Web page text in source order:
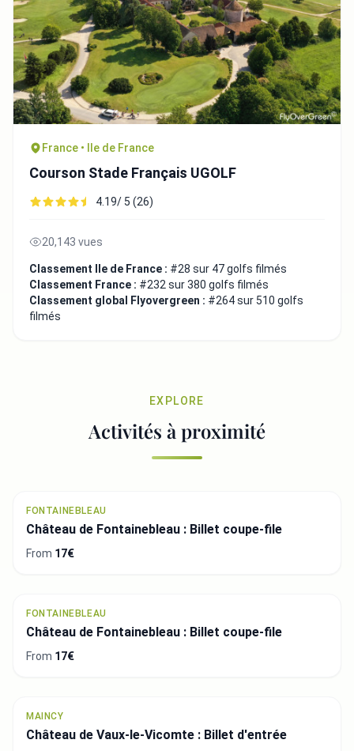
France • Ile de France
Courson Stade Français UGOLF
4.19/ 5 (26)
20,143 vues
Classement Ile de France : #28 sur 47 golfs filmés
Classement France : #232 sur 380 golfs filmés
Classement global Flyovergreen : #264 sur 510 golfs
filmés
EXPLORE
Activités à proximité
FONTAINEBLEAU
Château de Fontainebleau : Billet coupe-file
From 17€
FONTAINEBLEAU
Château de Fontainebleau : Billet coupe-file
From 17€
MAINCY
Château de Vaux-le-Vicomte : Billet d'entrée